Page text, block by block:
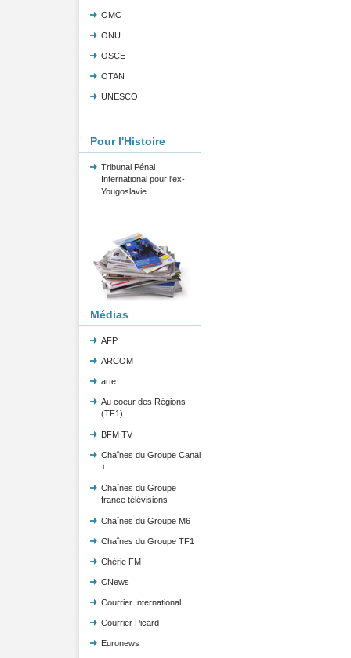
OMC
ONU
OSCE
OTAN
UNESCO
Pour l'Histoire
Tribunal Pénal
International pour l'ex-
Yougoslavie
Médias
AFP
ARCOM
arte
Au coeur des Régions
(TF1)
BFM TV
Chaînes du Groupe Canal
+
Chaînes du Groupe
france télévisions
Chaînes du Groupe M6
Chaînes du Groupe TF1
Chérie FM
CNews
Courrier International
Courrier Picard
Euronews